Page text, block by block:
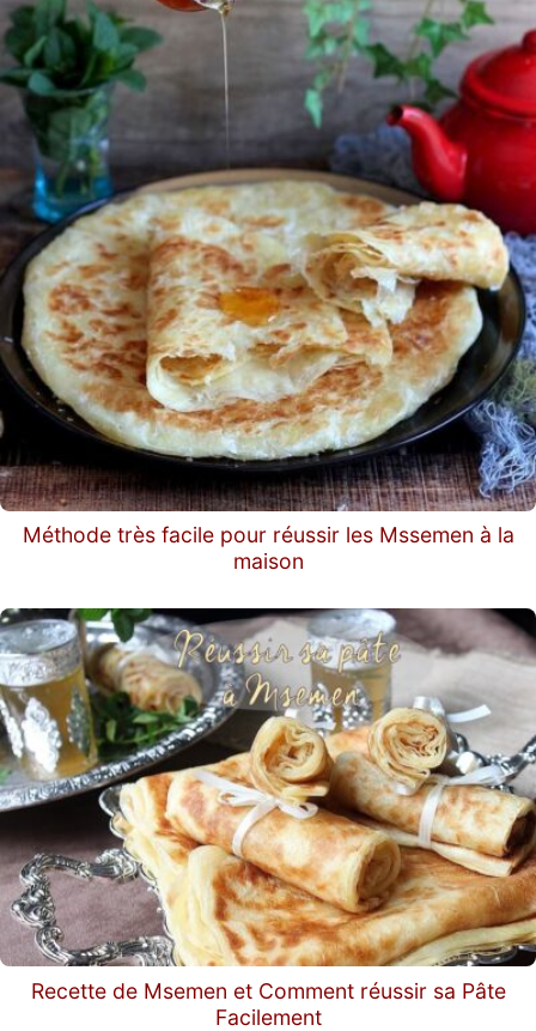
Méthode très facile pour réussir les Mssemen à la
maison
Recette de Msemen et Comment réussir sa Pâte
Facilement